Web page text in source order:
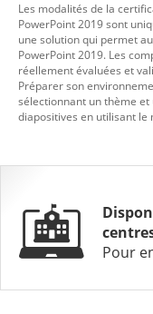
Pour
Les modalités de la
PowerPoint 2019 sont
une solution qui permet
PowerPoint 2019. Les
réellement évaluées et
Préparer son
sélectionnant un thème
diapositives en utilisant le